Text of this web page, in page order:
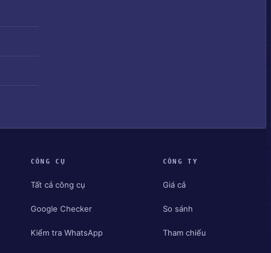
CÔNG CỤ
Tất cả công cụ
Google Checker
Kiểm tra WhatsApp
CÔNG TY
Giá cả
So sánh
Tham chiếu